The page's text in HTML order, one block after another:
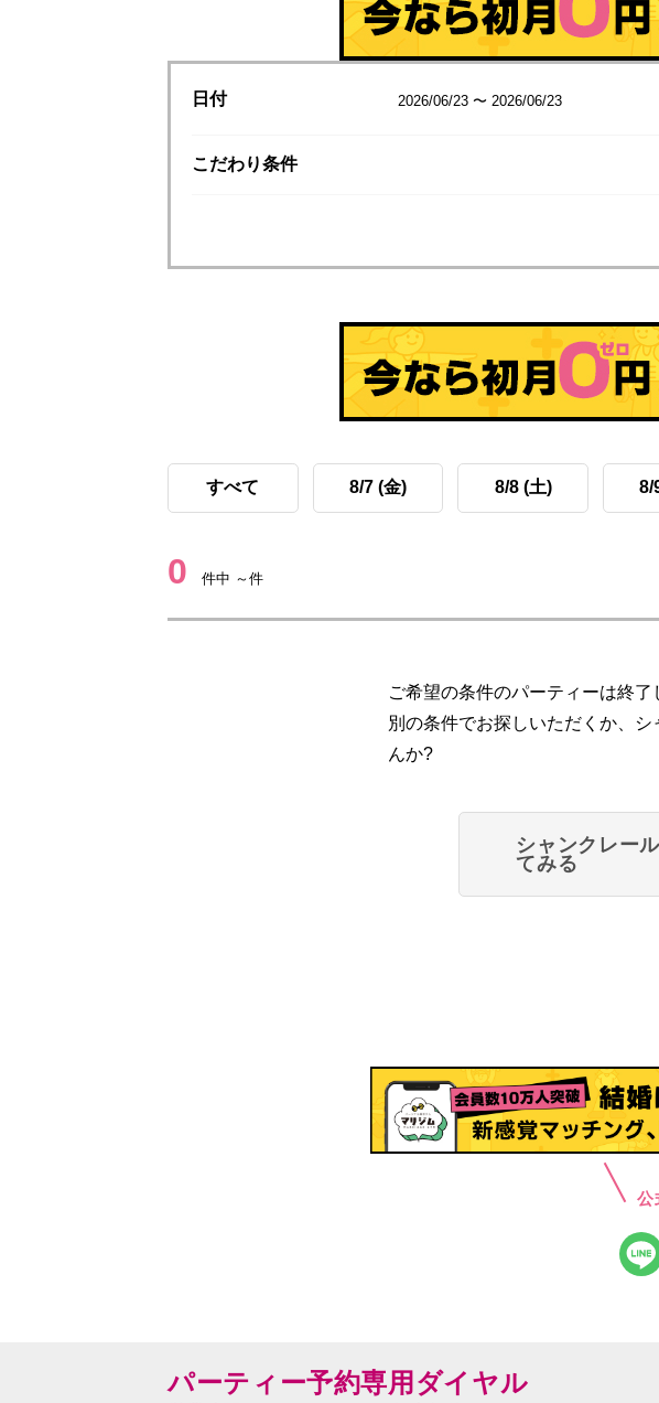
日付 2026/06/23 〜 2026/06/23
こだわり条件
すべて 8/7 (金) 8/8 (土) 8/
0 件中 ～件
ご希望の条件のパーティーは終了
別の条件でお探しいただくか、
んか?
シャンクレー
てみる
公
パーティー予約専用ダイヤル